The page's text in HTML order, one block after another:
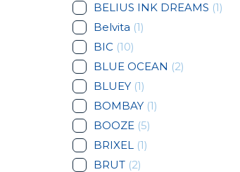
BELIUS INK DREAMS (1)
Belvita (1)
BIC (10)
BLUE OCEAN (2)
BLUEY (1)
BOMBAY (1)
BOOZE (5)
BRIXEL (1)
BRUT (2)